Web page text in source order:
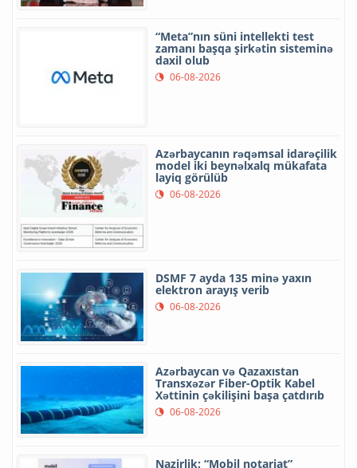
“Meta”nın süni intellekti test
zamanı başqa şirkətin sisteminə
daxil olub
06-08-2026
Azərbaycanın rəqəmsal idarəçilik
model iki beynəlxalq mükafata
layiq görülüb
06-08-2026
DSMF 7 ayda 135 minə yaxın
elektron arayış verib
06-08-2026
Azərbaycan və Qazaxıstan
Transxəzər Fiber-Optik Kabel
Xəttinin çəkilişini başa çatdırıb
06-08-2026
Nazirlik: “Mobil notariat”